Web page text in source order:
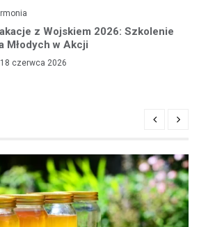
z Wojskiem 2026: Szkolenie
Młodych w Akcji
18 czerwca 2026